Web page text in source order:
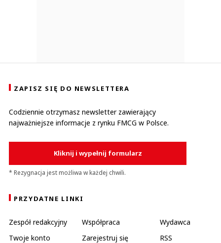
ZAPISZ SIĘ DO NEWSLETTERA
Codziennie otrzymasz newsletter zawierający
najważniejsze informacje z rynku FMCG w Polsce.
Kliknij i wypełnij formularz
* Rezygnacja jest możliwa w każdej chwili.
PRZYDATNE LINKI
Zespół redakcyjny Współpraca
Wydawca
Twoje konto
Zarejestruj się
RSS